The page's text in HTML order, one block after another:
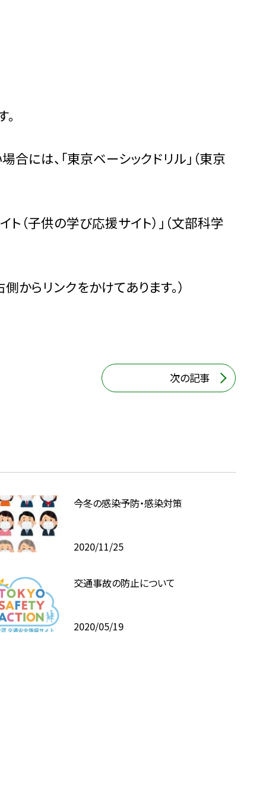
には、「東京ベーシックドリル」（東京
（子供の学び応援サイト）」（文部科学
からリンクをかけてあります。）
次の記事
今冬の感染予防・感染対策
2020/11/25
交通事故の防止について
2020/05/19